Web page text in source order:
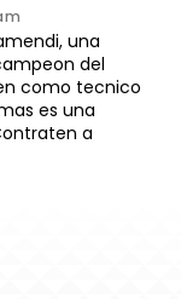
una
del
como tecnico
es una
a